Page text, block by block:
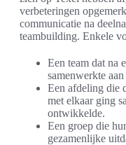
verbeteringen
communicatie na
teambuilding. Enkele
Een team dat na
samenwerkte
Een afdeling die
met elkaar ging
ontwikkelde.
Een groep die
gezamenlijke